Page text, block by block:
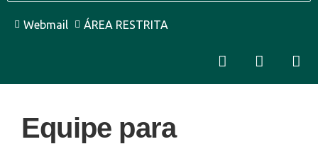
Webmail ÁREA RESTRITA
Equipe para